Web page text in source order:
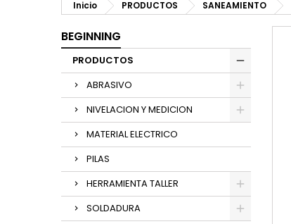
Inicio PRODUCTOS SANEAMIENTO
BEGINNING
PRODUCTOS
ABRASIVO
NIVELACION Y MEDICION
MATERIAL ELECTRICO
PILAS
HERRAMIENTA TALLER
SOLDADURA